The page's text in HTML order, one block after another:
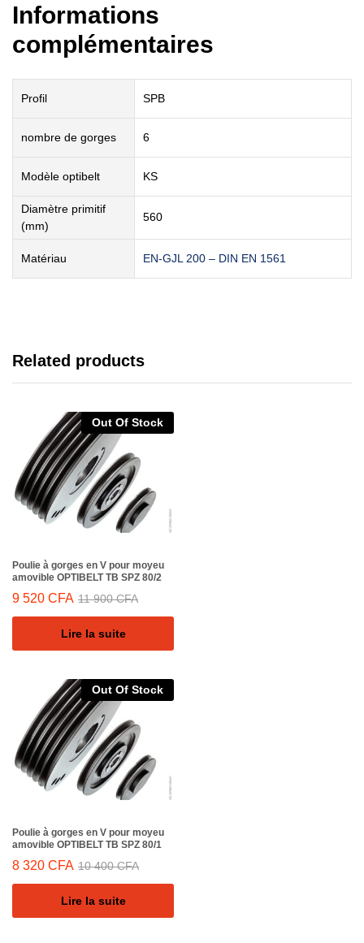
Informations
complémentaires
Profil SPB
nombre de gorges 6
Modèle optibelt KS
Diamètre primitif
(mm)
560
Matériau EN-GJL 200 – DIN EN 1561
Related products
Out Of Stock
Poulie à gorges en V pour moyeu
amovible OPTIBELT TB SPZ 80/2
9 520 CFA 11 900CFA
Lire la suite
Out Of Stock
Poulie à gorges en V pour moyeu
amovible OPTIBELT TB SPZ 80/1
8 320 CFA 10 400CFA
Lire la suite